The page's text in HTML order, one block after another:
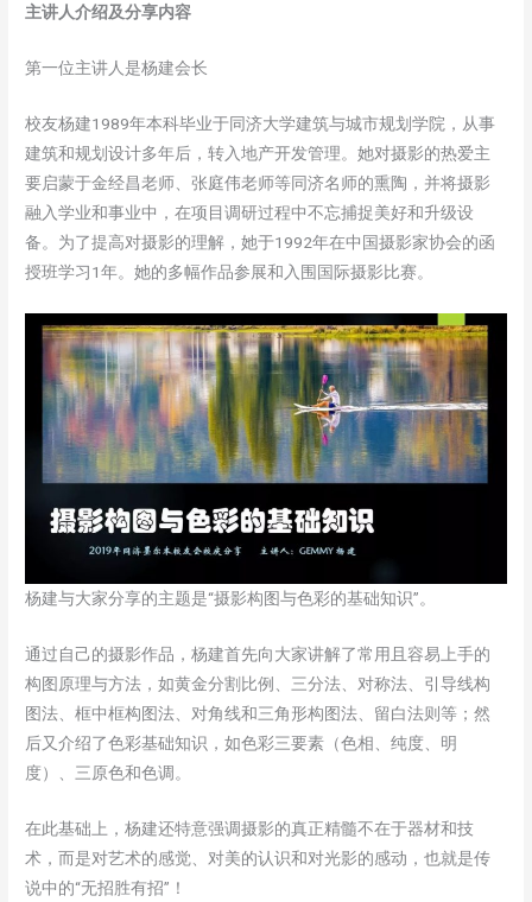
主讲人介绍及分享内容
第一位主讲人是杨建会长
校友杨建1989年本科毕业于同济大学建筑与城市规划学院，从事
建筑和规划设计多年后，转入地产开发管理。她对摄影的热爱主
要启蒙于金经昌老师、张庭伟老师等同济名师的熏陶，并将摄影
融入学业和事业中，在项目调研过程中不忘捕捉美好和升级设
备。为了提高对摄影的理解，她于1992年在中国摄影家协会的函
授班学习1年。她的多幅作品参展和入围国际摄影比赛。
杨建与大家分享的主题是“摄影构图与色彩的基础知识”。
通过自己的摄影作品，杨建首先向大家讲解了常用且容易上手的
构图原理与方法，如黄金分割比例、三分法、对称法、引导线构
图法、框中框构图法、对角线和三角形构图法、留白法则等；然
后又介绍了色彩基础知识，如色彩三要素（色相、纯度、明
度）、三原色和色调。
在此基础上，杨建还特意强调摄影的真正精髓不在于器材和技
术，而是对艺术的感觉、对美的认识和对光影的感动，也就是传
说中的“无招胜有招”！